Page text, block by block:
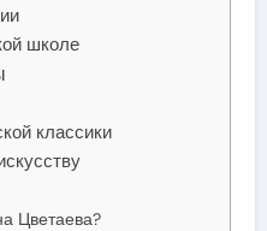
школе
классики
Цветаева?